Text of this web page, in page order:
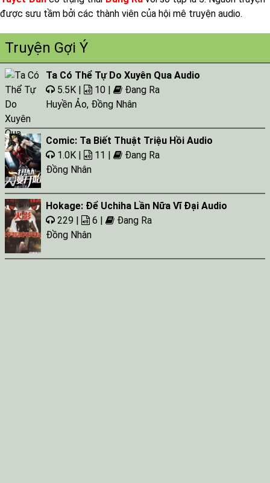
được sưu tầm bởi các thành viên của hội mê truyện audio.
Truyện Gợi Ý
Ta Có Thể Tự Do Xuyên Qua Audio
5.5K |
10 |
Đang Ra
Huyền Ảo, Đồng Nhân
Comic: Ta Biết Thuật Triệu Hồi Audio
1.0K |
11 |
Đang Ra
Đồng Nhân
Hokage: Để Uchiha Lần Nữa Vĩ Đại Audio
229 |
6 |
Đang Ra
Đồng Nhân